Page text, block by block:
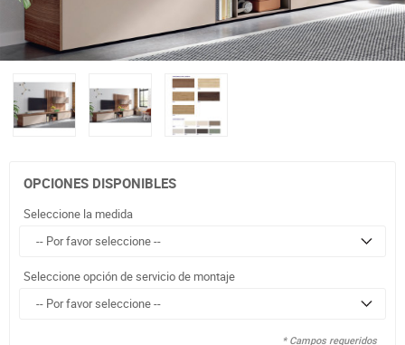
OPCIONES DISPONIBLES
Seleccione la medida
Seleccione opción de servicio de montaje
* Campos requeridos